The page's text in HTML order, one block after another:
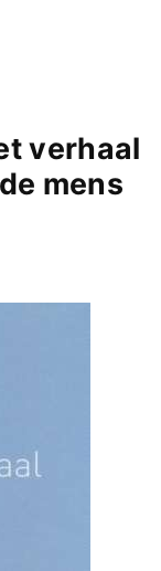
verhaal
mens